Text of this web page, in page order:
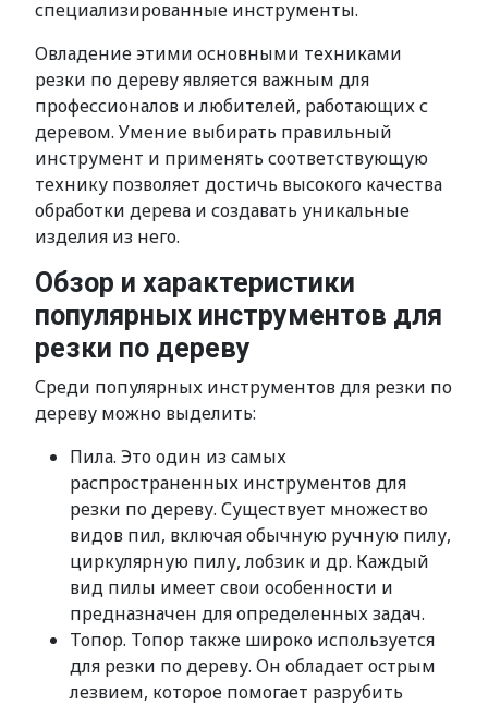
специализированные инструменты.
Овладение этими основными техниками
резки по дереву является важным для
профессионалов и любителей, работающих с
деревом. Умение выбирать правильный
инструмент и применять соответствующую
технику позволяет достичь высокого качества
обработки дерева и создавать уникальные
изделия из него.
Обзор и характеристики
популярных инструментов для
резки по дереву
Среди популярных инструментов для резки по
дереву можно выделить:
Пила. Это один из самых
распространенных инструментов для
резки по дереву. Существует множество
видов пил, включая обычную ручную пилу,
циркулярную пилу, лобзик и др. Каждый
вид пилы имеет свои особенности и
предназначен для определенных задач.
Топор. Топор также широко используется
для резки по дереву. Он обладает острым
лезвием, которое помогает разрубить